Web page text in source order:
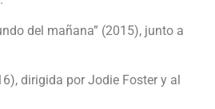
del mañana” (2015), junto a
dirigida por Jodie Foster y al